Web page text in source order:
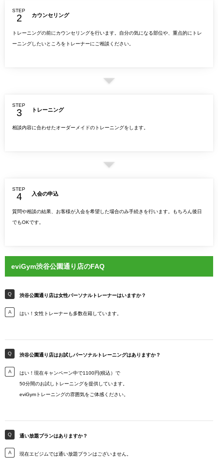
STEP
カウンセリング
トレーニングの前にカウンセリングを行います。自分の気になる部位や、重点的にトレ
ーニングしたいところをトレーナーにご相談ください。
STEP
トレーニング
相談内容に合わせたオーダーメイドのトレーニングをします。
STEP
入会の申込
質問や相談の結果、お客様が入会を希望した場合のみ手続きを行います。もちろん後日
でもOKです。
eviGym渋谷公園通り店のFAQ
渋谷公園通り店は女性パーソナルトレーナーはいますか？
はい！女性トレーナーも多数在籍しています。
渋谷公園通り店はお試しパーソナルトレーニングはありますか？
はい！現在キャンペーン中で1100円(税込）で
50分間のお試しトレーニングを提供しています。
eviGymトレーニングの雰囲気をご体感ください。
通い放題プランはありますか？
現在エビジムでは通い放題プランはございません。